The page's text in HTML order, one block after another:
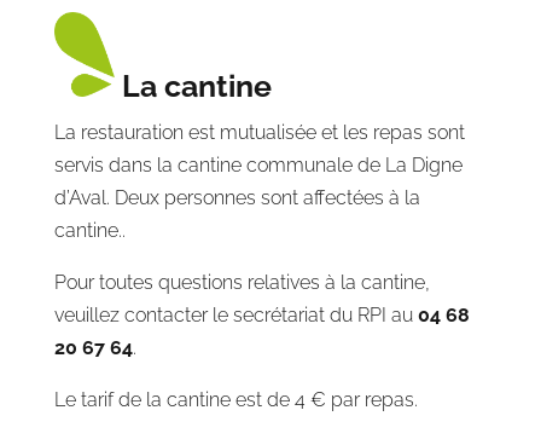
La cantine
La restauration est mutualisée et les repas sont
servis dans la cantine communale de La Digne
d’Aval. Deux personnes sont affectées à la
cantine..
Pour toutes questions relatives à la cantine,
veuillez contacter le secrétariat du RPI au 04 68
20 67 64.
Le tarif de la cantine est de 4 € par repas.